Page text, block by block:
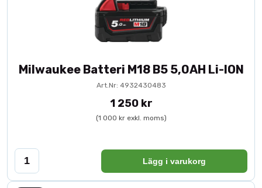
Milwaukee Batteri M18 B5 5,0AH Li-ION
Art.Nr: 4932430483
1 250 kr
(1 000 kr exkl. moms)
Lägg i varukorg